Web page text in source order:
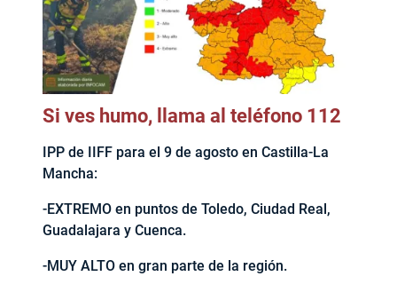
Si ves humo, llama al teléfono 112
IPP de IIFF para el 9 de agosto en Castilla-La
Mancha:
-EXTREMO en puntos de Toledo, Ciudad Real,
Guadalajara y Cuenca.
-MUY ALTO en gran parte de la región.